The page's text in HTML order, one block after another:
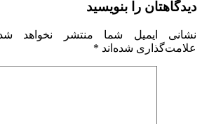
دیدگاهتان را بنویسید
نشانی ایمیل شما منتشر نخواهد
علامت‌گذاری شده‌اند *